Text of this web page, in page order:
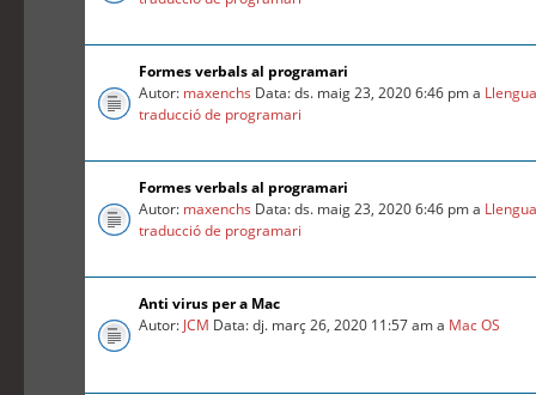
Formes verbals al programari
Autor: maxenchs Data: ds. maig 23, 2020 6:46 pm a
traducció de programari
Formes verbals al programari
Autor: maxenchs Data: ds. maig 23, 2020 6:46 pm a
traducció de programari
Anti virus per a Mac
Autor: JCM Data: dj. març 26, 2020 11:57 am a Mac OS